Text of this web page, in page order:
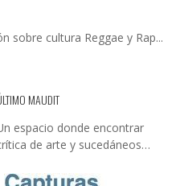
sobre cultura Reggae y Rap...
MAUDIT
espacio donde encontrar
de arte y sucedáneos…